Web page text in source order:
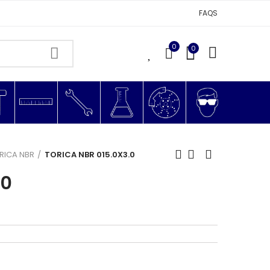
FAQS
0 0
NBR TORICA NBR 015.0X3.0